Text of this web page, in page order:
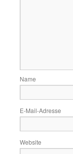
Name
E-Mail-Adresse
Website